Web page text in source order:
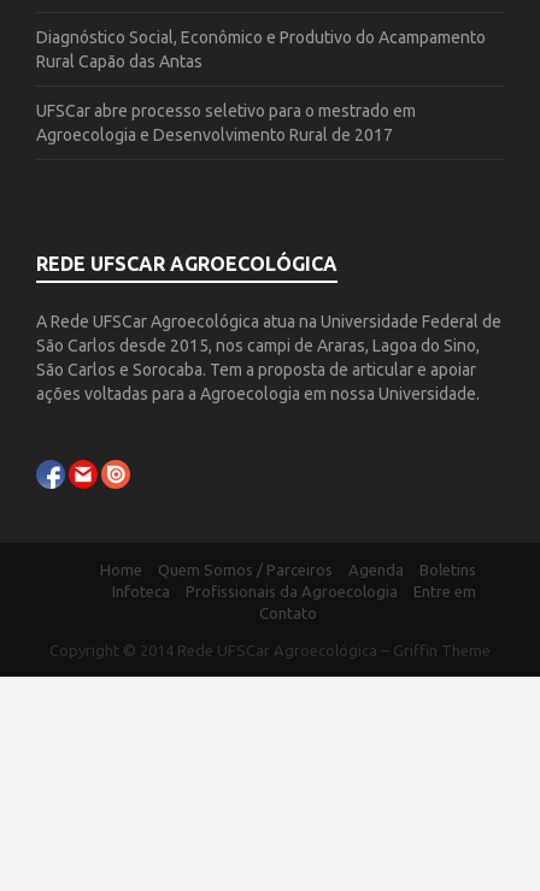
Diagnóstico Social, Econômico e Produtivo do Acampamento
Rural Capão das Antas
UFSCar abre processo seletivo para o mestrado em
Agroecologia e Desenvolvimento Rural de 2017
REDE UFSCAR AGROECOLÓGICA
A Rede UFSCar Agroecológica atua na Universidade Federal de
São Carlos desde 2015, nos campi de Araras, Lagoa do Sino,
São Carlos e Sorocaba. Tem a proposta de articular e apoiar
ações voltadas para a Agroecologia em nossa Universidade.
Home Quem Somos / Parceiros Agenda
Boletins
Infoteca
Profissionais da Agroecologia
Entre em
Contato
Copyright © 2014 Rede UFSCar Agroecológica – Griffin Theme